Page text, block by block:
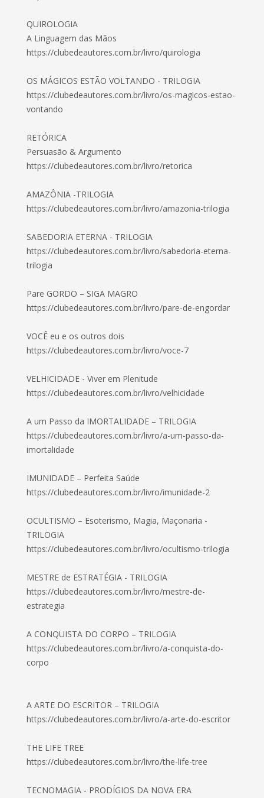
QUIROLOGIA
A Linguagem das Mãos
https://clubedeautores.com.br/livro/quirologia
OS MÁGICOS ESTÃO VOLTANDO - TRILOGIA
https://clubedeautores.com.br/livro/os-magicos-estao-
vontando
RETÓRICA
Persuasão & Argumento
https://clubedeautores.com.br/livro/retorica
AMAZÔNIA -TRILOGIA
https://clubedeautores.com.br/livro/amazonia-trilogia
SABEDORIA ETERNA - TRILOGIA
https://clubedeautores.com.br/livro/sabedoria-eterna-
trilogia
Pare GORDO – SIGA MAGRO
https://clubedeautores.com.br/livro/pare-de-engordar
VOCÊ eu e os outros dois
https://clubedeautores.com.br/livro/voce-7
VELHICIDADE - Viver em Plenitude
https://clubedeautores.com.br/livro/velhicidade
A um Passo da IMORTALIDADE – TRILOGIA
https://clubedeautores.com.br/livro/a-um-passo-da-
imortalidade
IMUNIDADE – Perfeita Saúde
https://clubedeautores.com.br/livro/imunidade-2
OCULTISMO – Esoterismo, Magia, Maçonaria -
TRILOGIA
https://clubedeautores.com.br/livro/ocultismo-trilogia
MESTRE de ESTRATÉGIA - TRILOGIA
https://clubedeautores.com.br/livro/mestre-de-
estrategia
A CONQUISTA DO CORPO – TRILOGIA
https://clubedeautores.com.br/livro/a-conquista-do-
corpo
A ARTE DO ESCRITOR – TRILOGIA
https://clubedeautores.com.br/livro/a-arte-do-escritor
THE LIFE TREE
https://clubedeautores.com.br/livro/the-life-tree
TECNOMAGIA - PRODÍGIOS DA NOVA ERA